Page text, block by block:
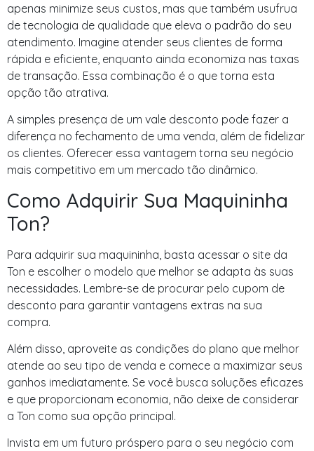
apenas minimize seus custos, mas que também usufrua
de tecnologia de qualidade que eleva o padrão do seu
atendimento. Imagine atender seus clientes de forma
rápida e eficiente, enquanto ainda economiza nas taxas
de transação. Essa combinação é o que torna esta
opção tão atrativa.
A simples presença de um vale desconto pode fazer a
diferença no fechamento de uma venda, além de fidelizar
os clientes. Oferecer essa vantagem torna seu negócio
mais competitivo em um mercado tão dinâmico.
Como Adquirir Sua Maquininha
Ton?
Para adquirir sua maquininha, basta acessar o site da
Ton e escolher o modelo que melhor se adapta às suas
necessidades. Lembre-se de procurar pelo cupom de
desconto para garantir vantagens extras na sua
compra.
Além disso, aproveite as condições do plano que melhor
atende ao seu tipo de venda e comece a maximizar seus
ganhos imediatamente. Se você busca soluções eficazes
e que proporcionam economia, não deixe de considerar
a Ton como sua opção principal.
Invista em um futuro próspero para o seu negócio com